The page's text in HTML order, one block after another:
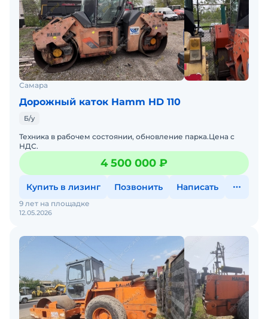
Самара
Дорожный каток Hamm HD 110
Б/у
Техника в рабочем состоянии, обновление парка.Цена с
НДС.
4 500 000 ₽
Купить в лизинг Позвонить Написать
12.05.2026
9 лет на площадке